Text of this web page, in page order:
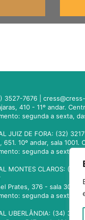
3527-7676 |
410 - 11º andar.
segunda a sexta,
JUIZ DE FORA: (32)
651. 10º andar, sala
segunda a sexta,
MONTES CLAROS:
Prates, 376 - sala 301.
segunda a sexta,
UBERLÂNDIA: (34)